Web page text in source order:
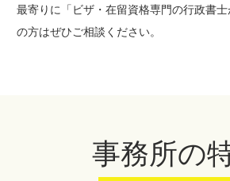
最寄りに「ビザ・在留資格専門の行政書
の方はぜひご相談ください。
事務所の